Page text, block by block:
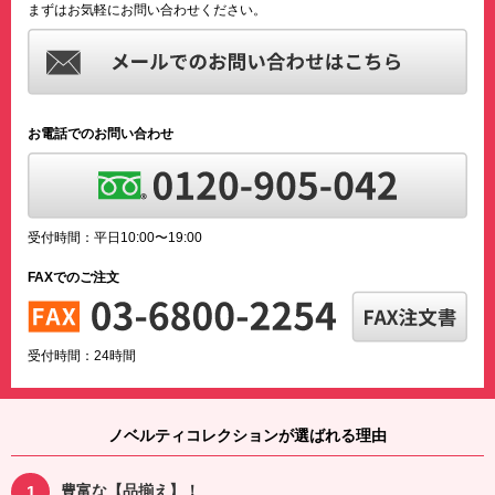
まずはお気軽にお問い合わせください。
お電話でのお問い合わせ
受付時間：平日10:00〜19:00
FAXでのご注文
受付時間：24時間
ノベルティコレクションが選ばれる理由
豊富な【品揃え】！